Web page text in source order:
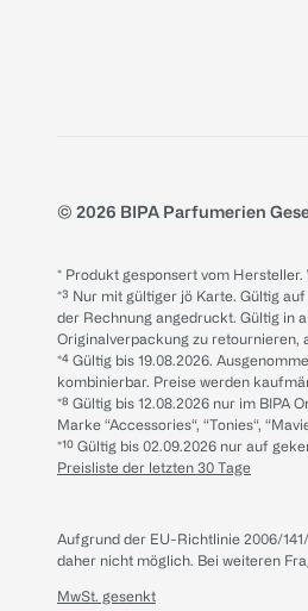
© 2026 BIPA Parfumerien
* Produkt gesponsert vom
*³ Nur mit gültiger jö Karte. Gültig
der Rechnung angedruckt. Gültig in
Originalverpackung zu retournieren,
*⁴ Gültig bis 19.08.2026.
kombinierbar. Preise werden
*⁸ Gültig bis 12.08.2026 nur im
Marke “Accessories“, “Tonies“,
*¹⁰ Gültig bis 02.09.2026 nur auf
Preisliste der letzten 30 Tage
Aufgrund der EU-Richtlinie 2006/
daher nicht möglich. Bei weiteren
MwSt. gesenkt